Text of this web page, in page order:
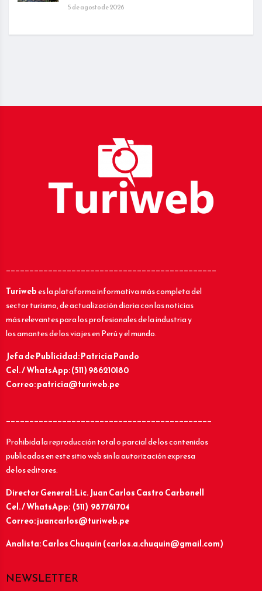
5 de agosto de 2026
_____________________________________________
Turiwebes la plataforma informativa más completa del
sector turismo, de actualización diaria con las noticias
más relevantes para los profesionales de la industria y
los amantes de los viajes en Perú y el mundo.
Jefa de Publicidad: Patricia Pando
Cel. / WhatsApp: (511) 986210180
Correo: patricia@turiweb.pe
____________________________________________
Prohibida la reproducción total o parcial de los contenidos
publicados en este sitio web sin la autorización expresa
de los editores.
Director General: Lic.Juan Carlos Castro Carbonell
Cel. / WhatsApp: (511) 987761704
Correo: juancarlos@turiweb.pe
Analista: Carlos Chuquín (carlos.a.chuquin@gmail.com)
NEWSLETTER